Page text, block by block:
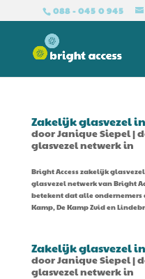
088 - 045 0 945
Zakelijk glasvezel
doorJanique Siepel|
glasvezel netwerk in
Bright Access zakelijk
glasvezel netwerk van Bright
betekent dat alle
Kamp, De Kamp Zuid en
Zakelijk glasvezel
doorJanique Siepel|
glasvezel netwerk in